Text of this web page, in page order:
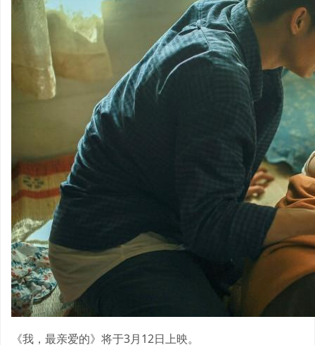
《我，最亲爱的》将于3月12日上映。